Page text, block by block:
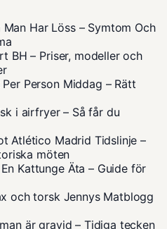
Man Har Löss – Symtom Och
BH – Priser, modeller och
Person Middag – Rätt
i airfryer – Så får du
Atlético Madrid Tidslinje –
möten
Kattunge Äta – Guide för
och torsk Jennys Matblogg
är gravid – Tidiga tecken